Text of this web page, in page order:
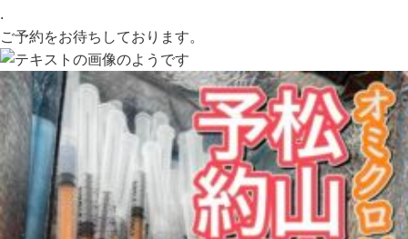
.
ご予約をお待ちしております。